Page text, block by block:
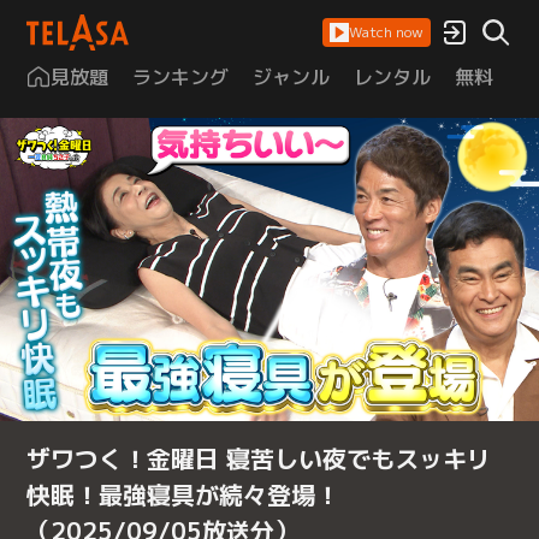
Watch now
見放題 ランキング ジャンル レンタル 無料
ザワつく！金曜日 寝苦しい夜でもスッキリ
快眠！最強寝具が続々登場！
（2025/09/05放送分）